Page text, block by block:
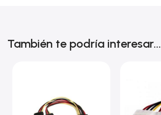
También te podría interesar...